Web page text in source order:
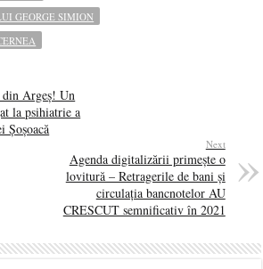
GEORGE SIMION
din Argeș! Un
la psihiatrie a
Șoșoacă
Next
Agenda digitalizării primește o
lovitură – Retragerile de bani și
circulația bancnotelor AU
CRESCUT semnificativ în 2021